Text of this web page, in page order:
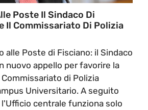
Poste Il Sindaco Di
Il Commissariato Di Polizia
alle Poste di Fisciano: il Sindaco
nuovo appello per favorire la
di Polizia
Universitario. A seguito
centrale funziona solo